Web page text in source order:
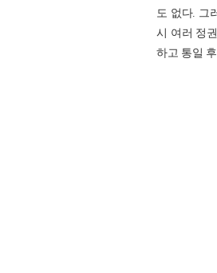
도 없다. 그
시 여러 정
하고 통일